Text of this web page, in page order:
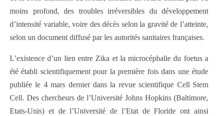
moins profond, des troubles irréversibles du développement
d’intensité variable, voire des décès selon la gravité de l’atteinte,
selon un document diffusé par les autorités sanitaires françaises.
L’existence d’un lien entre Zika et la microcéphalie du foetus a
été établi scientifiquement pour la première fois dans une étude
publiée le 4 mars dernier dans la revue scientifique Cell Stem
Cell. Des chercheurs de l’Université Johns Hopkins (Baltimore,
Etats-Unis) et de l’Université de l’Etat de Floride ont ainsi